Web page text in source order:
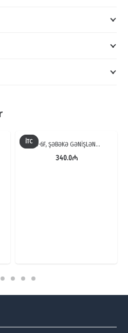
İTCTS-6F, ŞƏBƏKƏ GƏNİŞLƏN…
340.0₼